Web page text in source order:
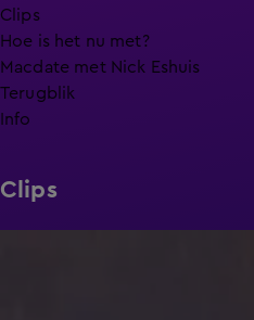
Clips
Hoe is het nu met?
Macdate met Nick Eshuis
Terugblik
Info
Clips